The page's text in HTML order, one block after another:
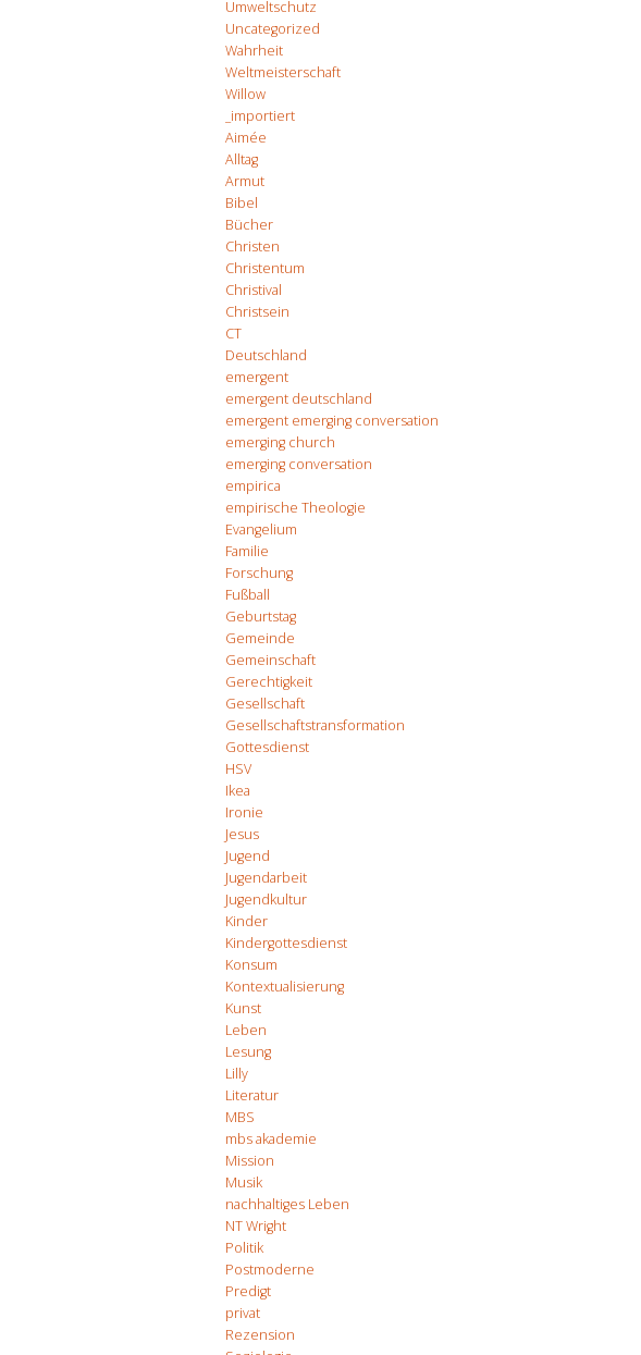
Umweltschutz
Uncategorized
Wahrheit
Weltmeisterschaft
Willow
_importiert
Aimée
Alltag
Armut
Bibel
Bücher
Christen
Christentum
Christival
Christsein
CT
Deutschland
emergent
emergent deutschland
emergent emerging conversation
emerging church
emerging conversation
empirica
empirische Theologie
Evangelium
Familie
Forschung
Fußball
Geburtstag
Gemeinde
Gemeinschaft
Gerechtigkeit
Gesellschaft
Gesellschaftstransformation
Gottesdienst
HSV
Ikea
Ironie
Jesus
Jugend
Jugendarbeit
Jugendkultur
Kinder
Kindergottesdienst
Konsum
Kontextualisierung
Kunst
Leben
Lesung
Lilly
Literatur
MBS
mbs akademie
Mission
Musik
nachhaltiges Leben
NT Wright
Politik
Postmoderne
Predigt
privat
Rezension